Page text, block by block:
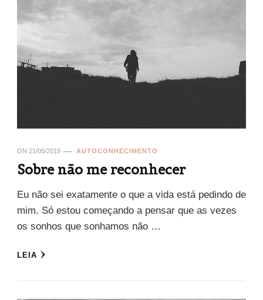
ON 21/05/2019 AUTOCONHECIMENTO
Sobre não me reconhecer
Eu não sei exatamente o que a vida está pedindo de
mim. Só estou começando a pensar que as vezes
os sonhos que sonhamos não …
LEIA